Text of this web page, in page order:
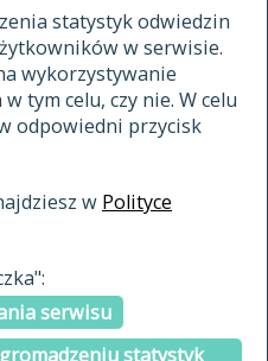
statystyk odwiedzin
w serwisie.
wykorzystywanie
tym celu, czy nie. W celu
odpowiedni przycisk
w Polityce
serwisu
statystyk
a tergo